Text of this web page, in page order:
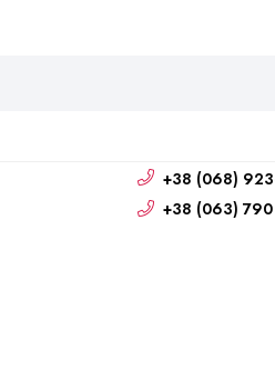
+38 (068)
+38 (063)